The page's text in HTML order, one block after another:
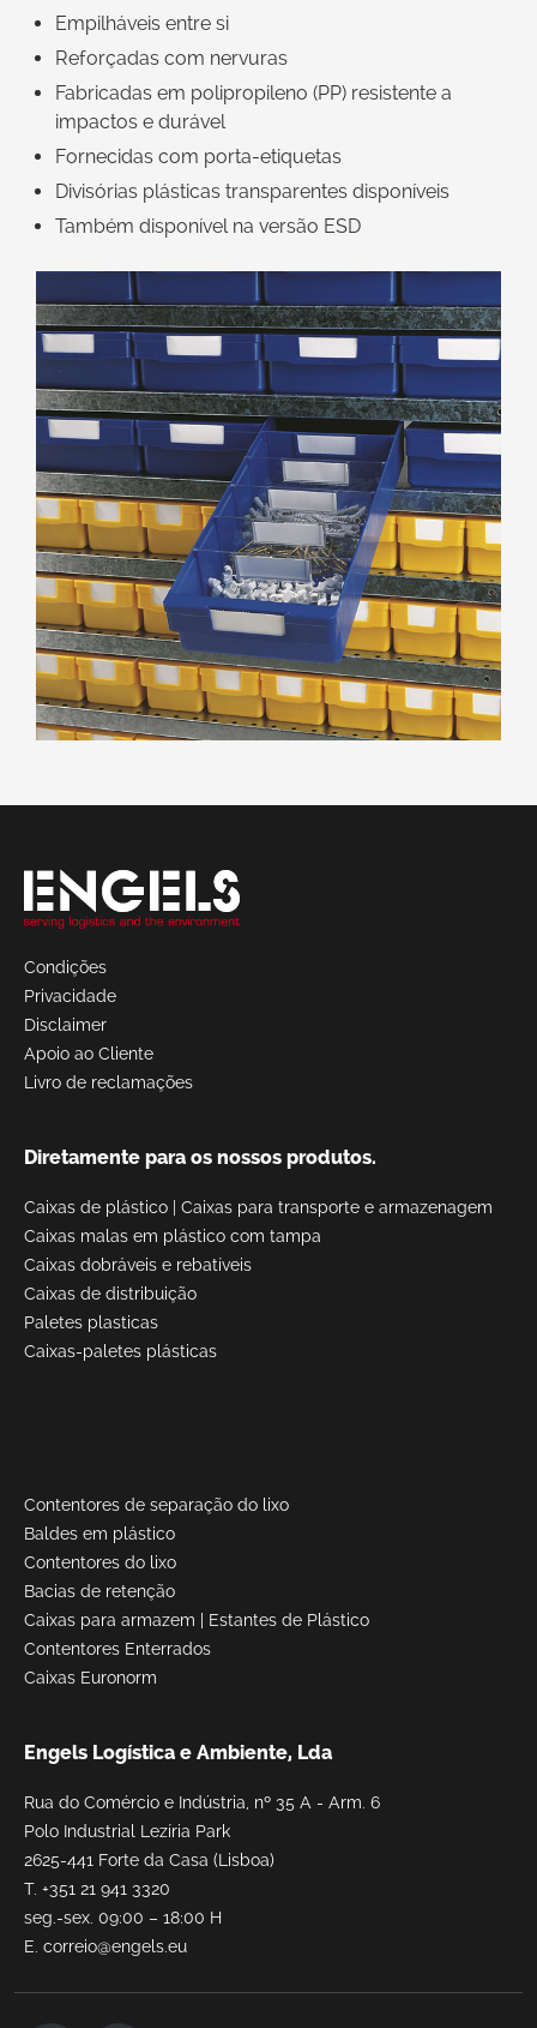
Empilháveis entre si
Reforçadas com nervuras
Fabricadas em polipropileno (PP) resistente a
impactos e durável
Fornecidas com porta-etiquetas
Divisórias plásticas transparentes disponíveis
Também disponível na versão ESD
Condições
Privacidade
Disclaimer
Apoio ao Cliente
Livro de reclamações
Diretamente para os nossos produtos.
Caixas de plástico
Caixas para transporte e armazenagem
Caixas malas em plástico com tampa
Caixas dobráveis e rebatíveis
Caixas de distribuição
Paletes plasticas
Caixas-paletes plásticas
Contentores de separação do lixo
Baldes em plástico
Contentores do lixo
Bacias de retenção
Caixas para armazem
Estantes de Plástico
Contentores Enterrados
Caixas Euronorm
Engels Logística e Ambiente, Lda
Rua do Comércio e Indústria, nº 35 A - Arm. 6
Polo Industrial Lezíria Park
2625-441 Forte da Casa (Lisboa)
T. +351 21 941 3320
seg.-sex. 09:00 – 18:00 H
E. correio@engels.eu